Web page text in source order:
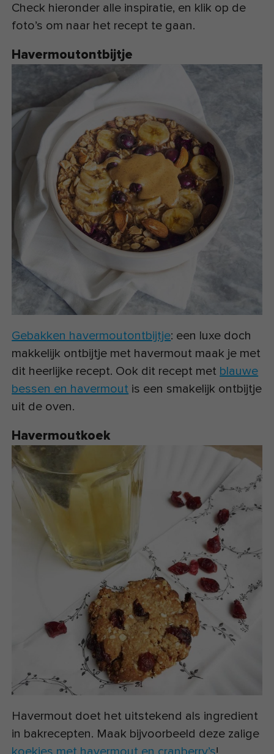
Check hieronder alle inspiratie, en klik op de
foto’s om naar het recept te gaan.
Havermoutontbijtje
Gebakken havermoutontbijtje: een luxe doch
makkelijk ontbijtje met havermout maak je met
dit heerlijke recept. Ook dit recept met blauwe
bessen en havermout is een smakelijk ontbijtje
uit de oven.
Havermoutkoek
Havermout doet het uitstekend als ingredient
in bakrecepten. Maak bijvoorbeeld deze zalige